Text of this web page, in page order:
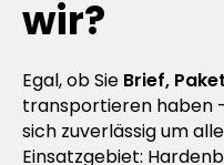
wir?
Egal, ob Sie Brief,
transportieren haben
sich zuverlässig um
Einsatzgebiet: